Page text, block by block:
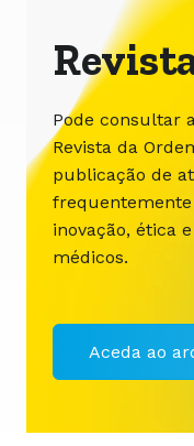
Pode consultar
Revista da
publicação de
inovação, ética
médicos.
Aceda ao